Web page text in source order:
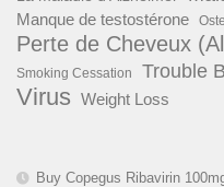
Manque de testostérone
Perte de Cheveux
Smoking Cessation Trouble
Virus Weight Loss
Buy Copegus Ribavirin